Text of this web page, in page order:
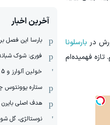
در بارسلونا
فهمیده‌ام
آخرین اخبار
بارسا این فصل
فوری: شوک
خولین آلوارز و 5 سوپرگل کلاس جهانی!
ستاره یوونتوس
هدف اصلی
نوستالژی، گل شوچنکو